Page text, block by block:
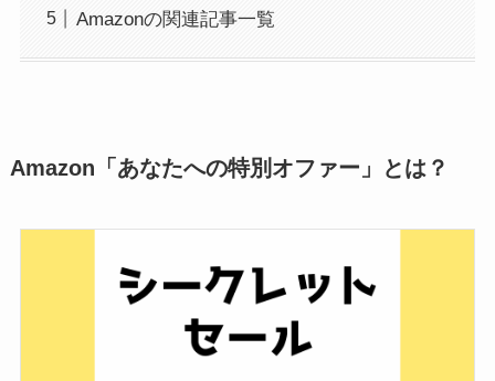
Amazonの関連記事一覧
Amazon「あなたへの特別オファー」とは？